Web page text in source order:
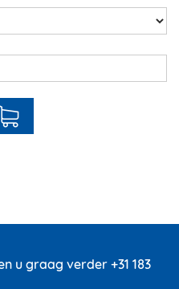
u graag verder +31 183